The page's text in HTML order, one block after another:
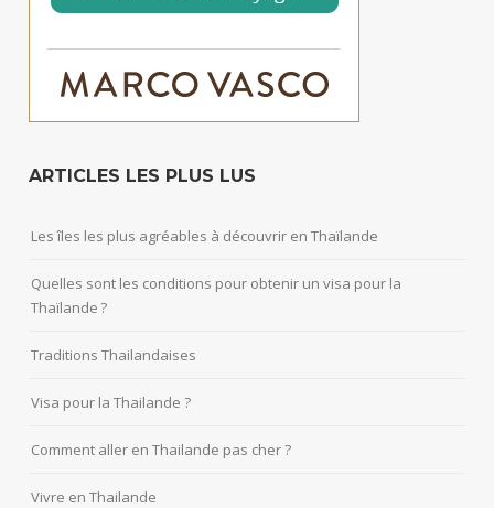
ARTICLES LES PLUS LUS
Les îles les plus agréables à découvrir en Thaïlande
Quelles sont les conditions pour obtenir un visa pour la
Thaïlande ?
Traditions Thailandaises
Visa pour la Thailande ?
Comment aller en Thailande pas cher ?
Vivre en Thailande